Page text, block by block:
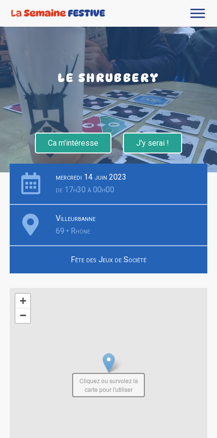
LE SHRUBBERY
Ca m'intéresse J'y serai !
mercredi 14 juin 2023
de 17h30 à 00h00
Villeurbanne
69 • Rhône
Fête des Jeux de Société
+
−
Cliquez ou survolez la
carte pour l'utiliser